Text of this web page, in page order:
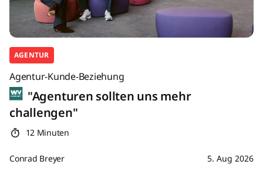
AGENTUR
Agentur-Kunde-Beziehung
"Agenturen sollten uns mehr
challengen"
12 Minuten
Conrad Breyer 5. Aug 2026